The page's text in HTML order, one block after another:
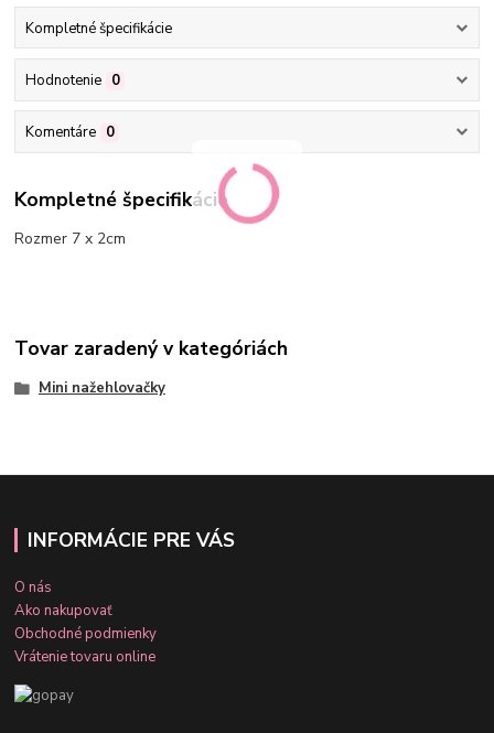
Kompletné špecifikácie
Hodnotenie 0
Komentáre 0
Kompletné špecifikácie
Rozmer 7 x 2cm
Tovar zaradený v kategóriách
Mini nažehlovačky
INFORMÁCIE PRE VÁS
O nás
Ako nakupovať
Obchodné podmienky
Vrátenie tovaru online